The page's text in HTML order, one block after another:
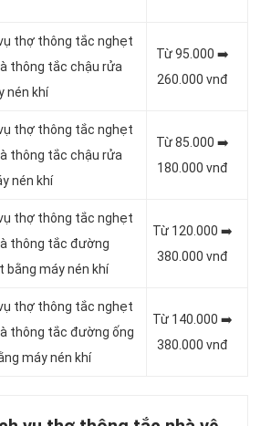
thợ thông tắc nghẹt
thông tắc chậu rửa
nén khí
Từ 95.000 ➡️
260.000 vnđ
thợ thông tắc nghẹt
thông tắc chậu rửa
nén khí
Từ 85.000 ➡️
180.000 vnđ
thợ thông tắc nghẹt
thông tắc đường
bằng máy nén khí
Từ 120.000 ➡️
380.000 vnđ
thợ thông tắc nghẹt
thông tắc đường ống
máy nén khí
Từ 140.000 ➡️
380.000 vnđ